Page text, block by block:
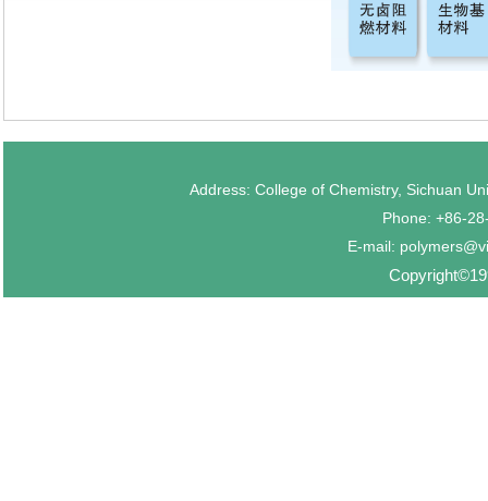
Address: College of Chemistry, Sichuan
Phone: +86-
E-mail: